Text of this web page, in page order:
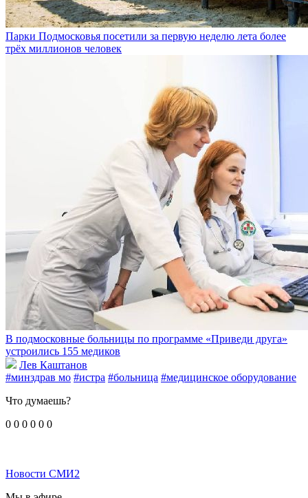
Парки Подмосковья посетили за первую неделю лета более
трёх миллионов человек
В подмосковные больницы по программе «Приведи друга»
устроились 155 медиков
Лев Каштанов
#минздрав мо #истра #больница #медицинское оборудование
Что думаешь?
0 0 0 0 0 0
Новости СМИ2